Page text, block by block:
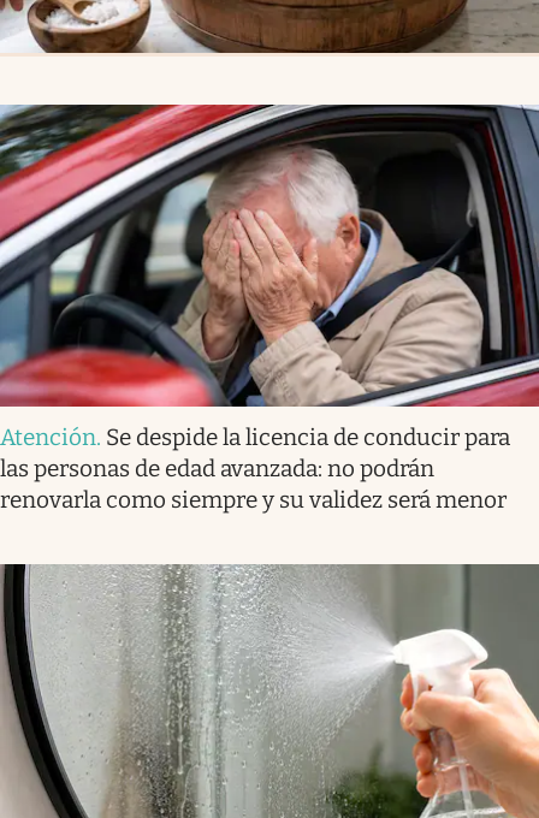
Atención. Se despide la licencia de conducir para
las personas de edad avanzada: no podrán
renovarla como siempre y su validez será menor